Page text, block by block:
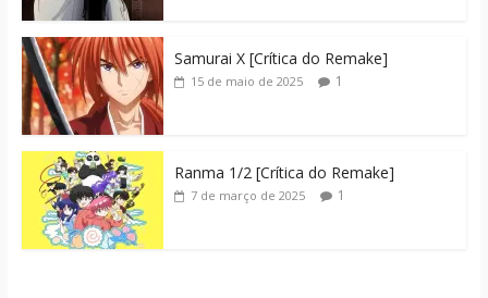
Samurai X [Crítica do Remake]
15 de maio de 2025 1
Ranma 1/2 [Crítica do Remake]
7 de março de 2025 1